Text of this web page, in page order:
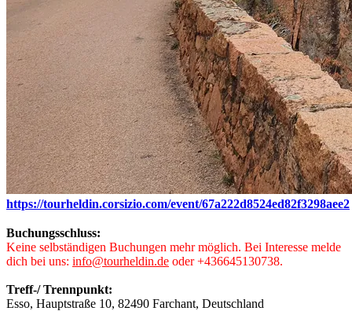
https://tourheldin.corsizio.com/event/67a222d8524ed82f3298aee2
Buchungsschluss:
Keine selbständigen Buchungen mehr möglich. Bei Interesse melde
dich bei uns: info@tourheldin.de oder +436645130738.
Treff-/ Trennpunkt:
Esso, Hauptstraße 10, 82490 Farchant, Deutschland